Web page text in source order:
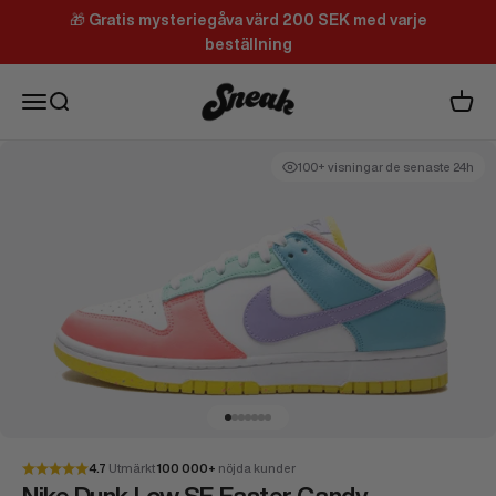
Hoppa till innehållet
🎁 Gratis mysteriegåva värd 200 SEK med varje
beställning
MenySök
Sneak
100+ visningar de senaste 24h
4.7 Utmärkt100 000+ nöjda kunder